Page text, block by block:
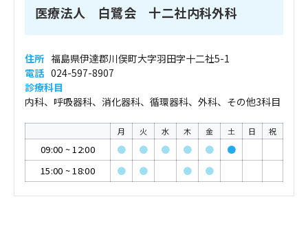
医療法人 白鷺会 十二社内科外科
住所 福島県伊達郡川俣町大字羽田字十二社5-1
電話 024-597-8907
診療科目
内科、呼吸器科、消化器科、循環器科、外科、その他3科目
月 火 水 木 金 土 日 祝
09:00 ~12:00 ● ● ● ● ●
●
15:00 ~18:00 ● ● ● ●